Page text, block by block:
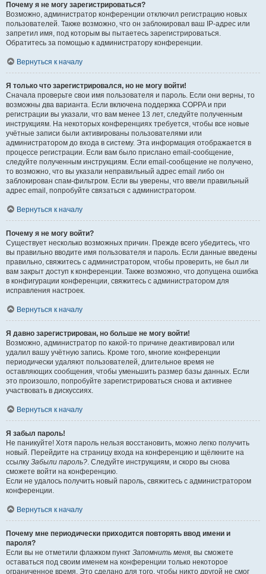
Почему я не могу зарегистрироваться?
Возможно, администратор конференции отключил регистрацию новых
пользователей. Также возможно, что он заблокировал ваш IP-адрес или
запретил имя, под которым вы пытаетесь зарегистрироваться.
Обратитесь за помощью к администратору конференции.
Вернуться к началу
Я только что зарегистрировался, но не могу войти!
Сначала проверьте свои имя пользователя и пароль. Если они верны, то
возможны два варианта. Если включена поддержка COPPA и при
регистрации вы указали, что вам менее 13 лет, следуйте полученным
инструкциям. На некоторых конференциях требуется, чтобы все новые
учётные записи были активированы пользователями или
администратором до входа в систему. Эта информация отображается в
процессе регистрации. Если вам было прислано email-сообщение,
следуйте полученным инструкциям. Если email-сообщение не получено,
то возможно, что вы указали неправильный адрес email либо он
заблокирован спам-фильтром. Если вы уверены, что ввели правильный
адрес email, попробуйте связаться с администратором.
Вернуться к началу
Почему я не могу войти?
Существует несколько возможных причин. Прежде всего убедитесь, что
вы правильно вводите имя пользователя и пароль. Если данные введены
правильно, свяжитесь с администратором, чтобы проверить, не был ли
вам закрыт доступ к конференции. Также возможно, что допущена ошибка
в конфигурации конференции, свяжитесь с администратором для
исправления настроек.
Вернуться к началу
Я давно зарегистрирован, но больше не могу войти!
Возможно, администратор по какой-то причине деактивировал или
удалил вашу учётную запись. Кроме того, многие конференции
периодически удаляют пользователей, длительное время не
оставляющих сообщения, чтобы уменьшить размер базы данных. Если
это произошло, попробуйте зарегистрироваться снова и активнее
участвовать в дискуссиях.
Вернуться к началу
Я забыл пароль!
Не паникуйте! Хотя пароль нельзя восстановить, можно легко получить
новый. Перейдите на страницу входа на конференцию и щёлкните на
ссылку Забыли пароль?. Следуйте инструкциям, и скоро вы снова
сможете войти на конференцию.
Если не удалось получить новый пароль, свяжитесь с администратором
конференции.
Вернуться к началу
Почему мне периодически приходится повторять ввод имени и
пароля?
Если вы не отметили флажком пункт Запомнить меня, вы сможете
оставаться под своим именем на конференции только некоторое
ограниченное время. Это сделано для того, чтобы никто другой не смог